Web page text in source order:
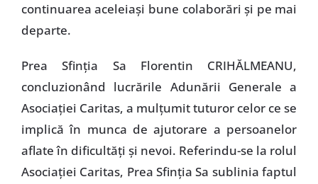
continuarea aceleiaşi bune colaborări şi pe mai
departe.
Prea Sfinţia Sa Florentin CRIHĂLMEANU,
concluzionând lucrările Adunării Generale a
Asociaţiei Caritas, a mulţumit tuturor celor ce se
implică în munca de ajutorare a persoanelor
aflate în dificultăţi şi nevoi. Referindu-se la rolul
Asociaţiei Caritas, Prea Sfinţia Sa sublinia faptul